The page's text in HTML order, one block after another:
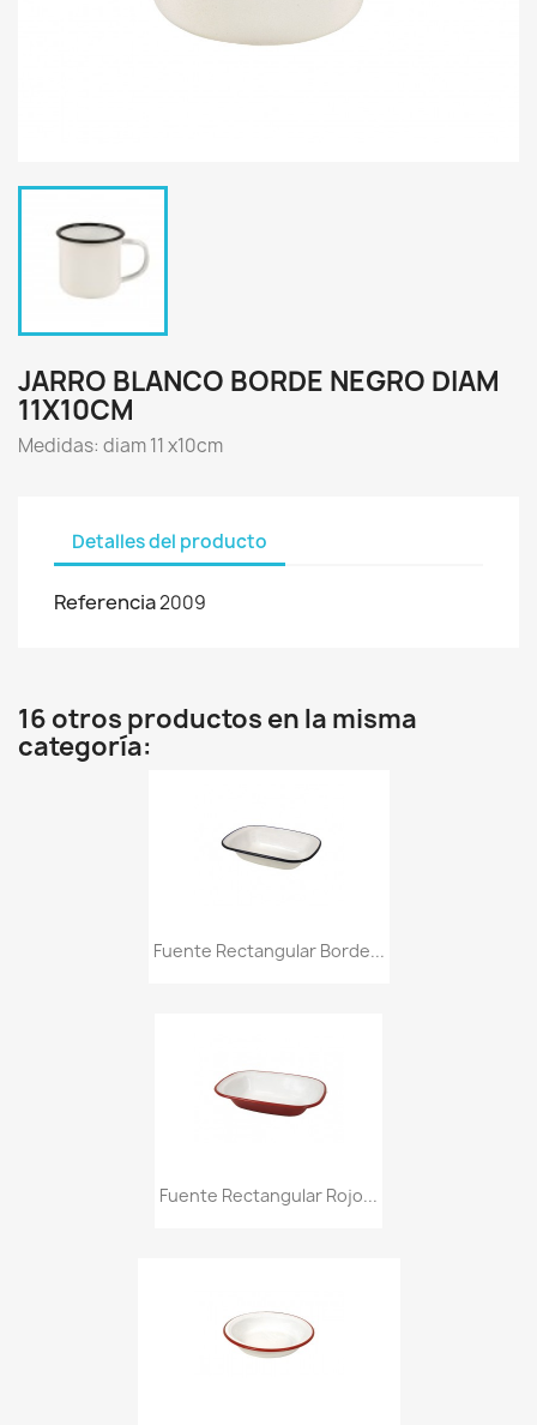
JARRO BLANCO BORDE NEGRO DIAM
11X10CM
Medidas: diam 11 x10cm
Detalles del producto
Referencia2009
16 otros productos en la misma
categoría:
Fuente Rectangular Borde...
Fuente Rectangular Rojo...